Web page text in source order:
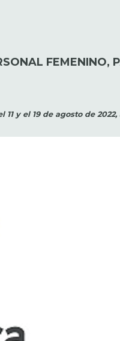
FEMENINO,
y el 19 de agosto de 2022,